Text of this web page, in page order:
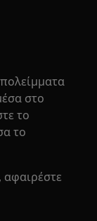
στο
το
το
αφαιρέστε